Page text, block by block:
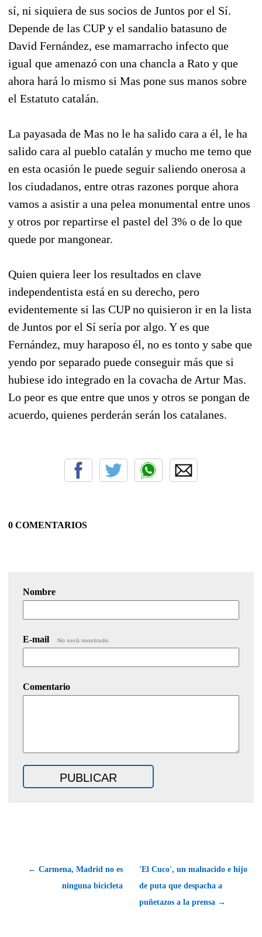
sí, ni siquiera de sus socios de Juntos por el Sí.
Depende de las CUP y el sandalio batasuno de
David Fernández, ese mamarracho infecto que
igual que amenazó con una chancla a Rato y que
ahora hará lo mismo si Mas pone sus manos sobre
el Estatuto catalán.
La payasada de Mas no le ha salido cara a él, le ha
salido cara al pueblo catalán y mucho me temo que
en esta ocasión le puede seguir saliendo onerosa a
los ciudadanos, entre otras razones porque ahora
vamos a asistir a una pelea monumental entre unos
y otros por repartirse el pastel del 3% o de lo que
quede por mangonear.
Quien quiera leer los resultados en clave
independentista está en su derecho, pero
evidentemente si las CUP no quisieron ir en la lista
de Juntos por el Sí sería por algo. Y es que
Fernández, muy haraposo él, no es tonto y sabe que
yendo por separado puede conseguir más que si
hubiese ido integrado en la covacha de Artur Mas.
Lo peor es que entre que unos y otros se pongan de
acuerdo, quienes perderán serán los catalanes.
0 COMENTARIOS
Nombre
E-mail No será mostrado.
Comentario
← Carmena, Madrid no es
ninguna bicicleta
'El Cuco', un malnacido e hijo
de puta que despacha a
puñetazos a la prensa →